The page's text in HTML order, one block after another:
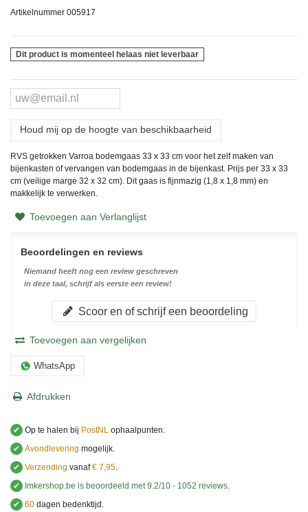
Artikelnummer 005917
Dit product is momenteel helaas niet leverbaar
Houd mij op de hoogte van beschikbaarheid
RVS getrokken Varroa bodemgaas 33 x 33 cm voor het zelf maken van
bijenkasten of vervangen van bodemgaas in de bijenkast. Prijs per 33 x 33
cm (veilige marge 32 x 32 cm). Dit gaas is fijnmazig (1,8 x 1,8 mm) en
makkelijk te verwerken.
Toevoegen aan Verlanglijst
Beoordelingen en reviews
Niemand heeft nog een review geschreven
in deze taal, schrijf als eerste een review!
Scoor en of schrijf een beoordeling
Toevoegen aan vergelijken
WhatsApp
Afdrukken
✔ Op te halen bij PostNL ophaalpunten.
✔ Avondlevering mogelijk.
✔ Verzending vanaf€ 7,95.
✔
Imkershop.be is beoordeeld met9.2/10 - 1052 reviews.
✔ 60 dagen bedenktijd.